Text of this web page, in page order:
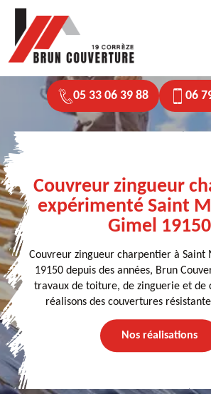
05 33 06 39 88 06
Couvreur zingueur
expérimenté Saint
Gimel 19150
Couvreur zingueur charpentier à Saint
19150 depuis des années, Brun
travaux de toiture, de zinguerie et de
réalisons des couvertures
Nos réalisations